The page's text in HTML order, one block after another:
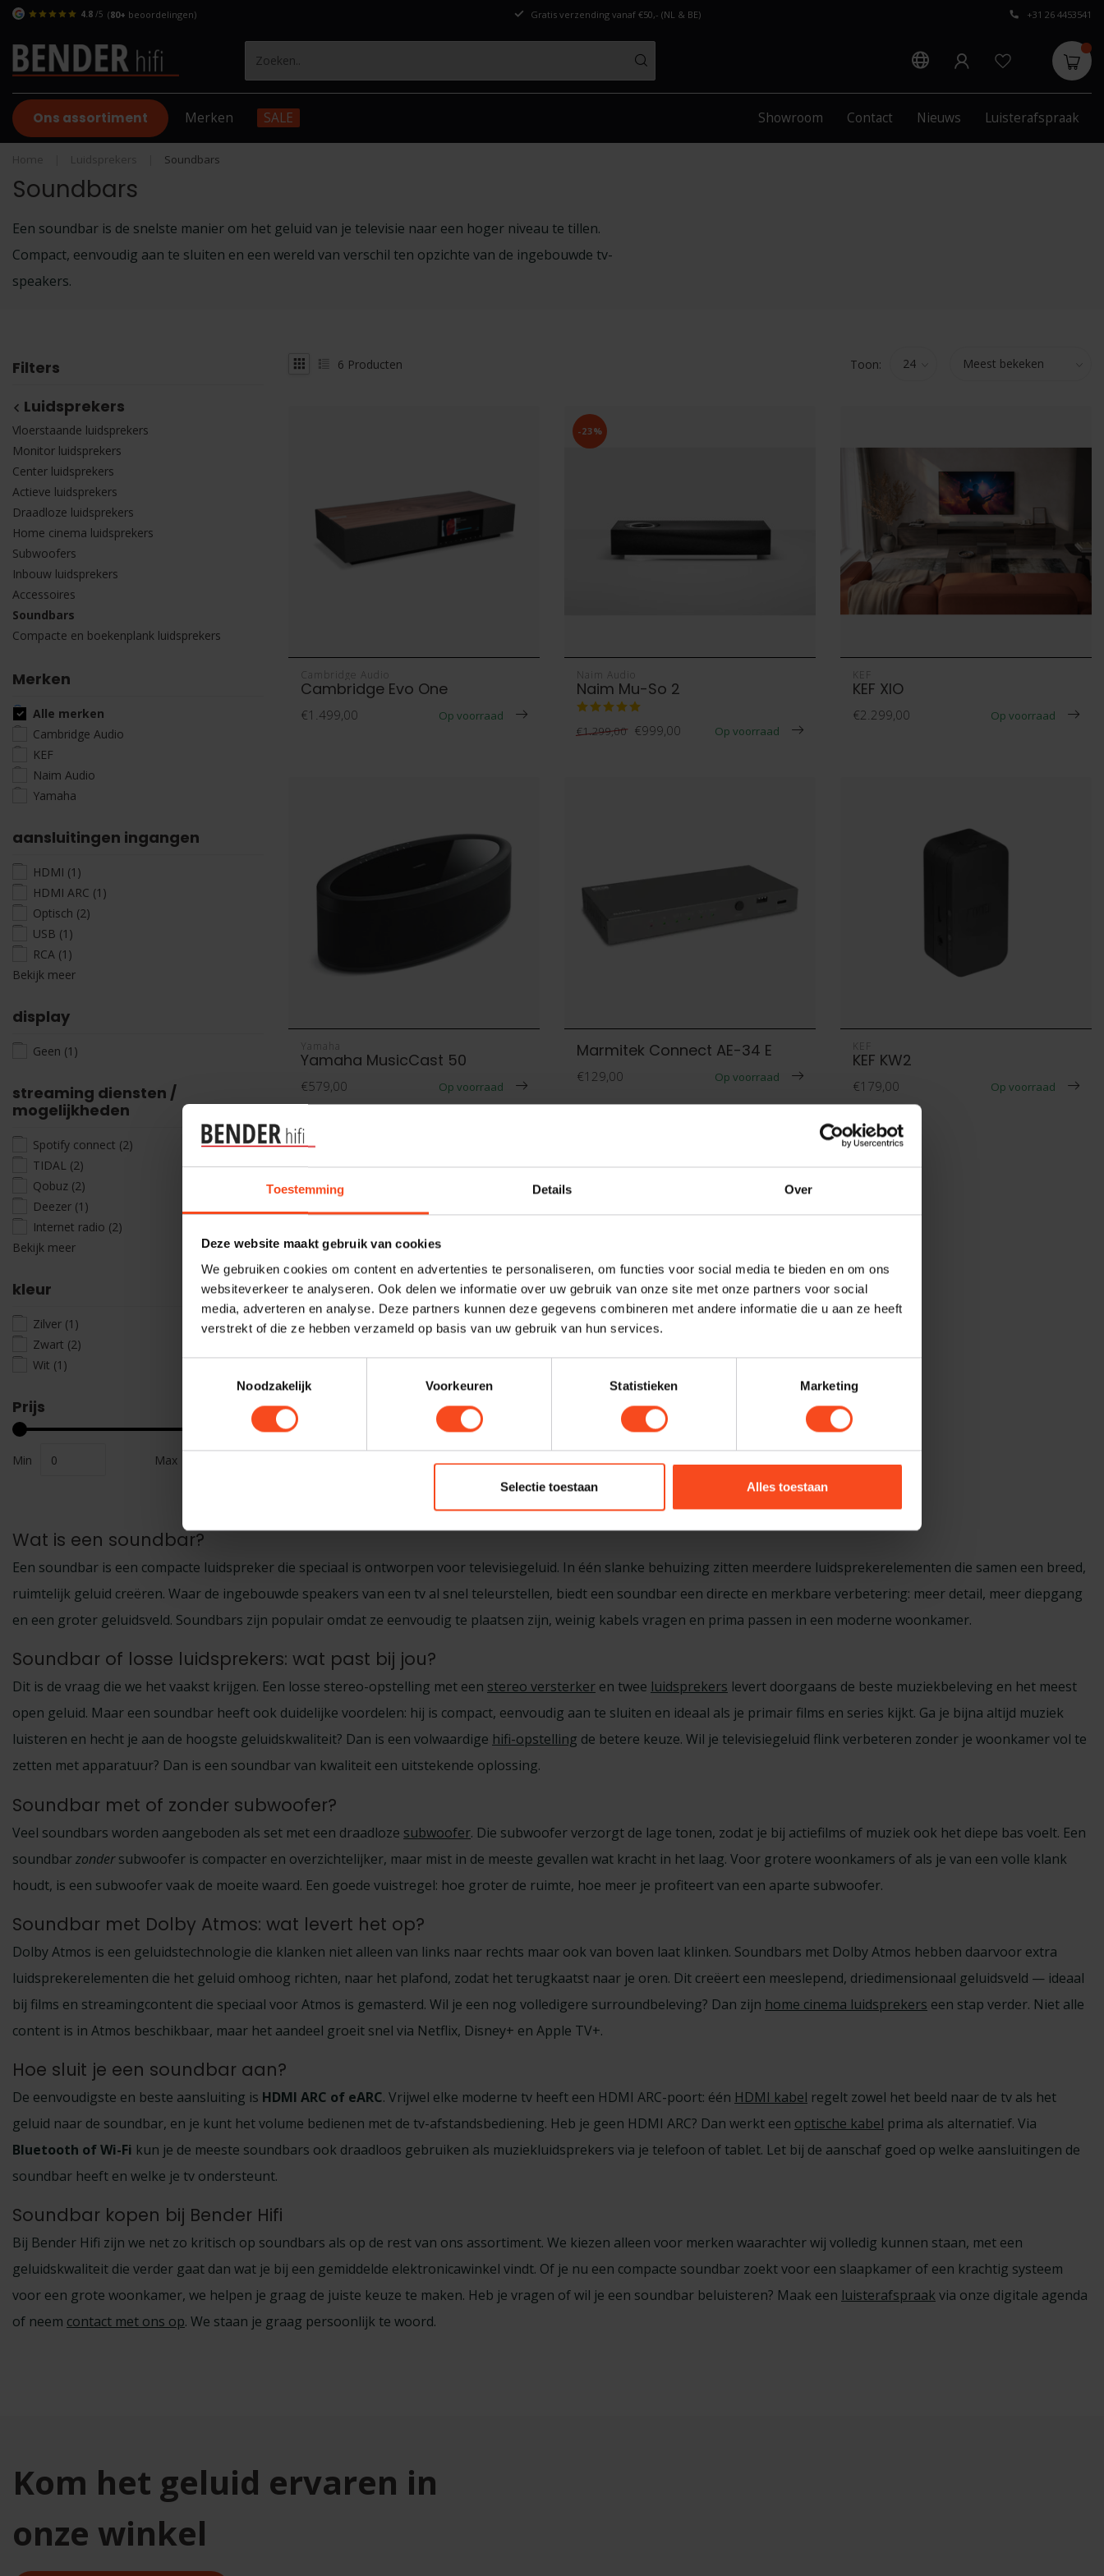
Toestemming Details Over
Deze website maakt gebruik van cookies
We gebruiken cookies om content en advertenties te personaliseren, om functies voor social media te bieden en om ons
websiteverkeer te analyseren. Ook delen we informatie over uw gebruik van onze site met onze partners voor social
media, adverteren en analyse. Deze partners kunnen deze gegevens combineren met andere informatie die u aan ze heeft
verstrekt of die ze hebben verzameld op basis van uw gebruik van hun services.
Noodzakelijk
Voorkeuren Statistieken Marketing
Selectie toestaan Alles toestaan
4.8 /5 (80+ beoordelingen) Gratis verzending vanaf €50,- (NL & BE) +31 26 4453541
Ons assortiment Merken SALE Showroom Contact Nieuws Luisterafspraak
Home Luidsprekers Soundbars
Soundbars
Een soundbar is de snelste manier om het geluid van je televisie naar een hoger niveau te tillen.
Compact, eenvoudig aan te sluiten en een wereld van verschil ten opzichte van de ingebouwde tv-
speakers.
Filters
Luidsprekers
Vloerstaande luidsprekers
Monitor luidsprekers
Center luidsprekers
Actieve luidsprekers
Draadloze luidsprekers
Home cinema luidsprekers
Subwoofers
Inbouw luidsprekers
Accessoires
Soundbars
Compacte en boekenplank luidsprekers
Merken
Alle merken
Cambridge Audio
KEF
Naim Audio
Yamaha
aansluitingen ingangen
HDMI (1)
HDMI ARC (1)
Optisch (2)
USB (1)
RCA (1)
Bekijk meer
display
Geen (1)
streaming diensten /
mogelijkheden
Spotify connect (2)
TIDAL (2)
Qobuz (2)
Deezer (1)
Internet radio (2)
Bekijk meer
kleur
Zilver (1)
Zwart (2)
Wit (1)
Prijs
Min Max
6 Producten Toon:
Cambridge Audio
Cambridge Evo One
€1.499,00 Op voorraad
-23%
Naim Audio
Naim Mu-So 2
€1.299,00 €999,00 Op voorraad
KEF
KEF XIO
€2.299,00 Op voorraad
Yamaha
Yamaha MusicCast 50
€579,00 Op voorraad
Marmitek Connect AE-34 E
€129,00 Op voorraad
KEF
KEF KW2
€179,00 Op voorraad
Wat is een soundbar?
Een soundbar is een compacte luidspreker die speciaal is ontworpen voor televisiegeluid. In één slanke behuizing zitten meerdere luidsprekerelementen die samen een breed,
ruimtelijk geluid creëren. Waar de ingebouwde speakers van een tv al snel teleurstellen, biedt een soundbar een directe en merkbare verbetering: meer detail, meer diepgang
en een groter geluidsveld. Soundbars zijn populair omdat ze eenvoudig te plaatsen zijn, weinig kabels vragen en prima passen in een moderne woonkamer.
Soundbar of losse luidsprekers: wat past bij jou?
Dit is de vraag die we het vaakst krijgen. Een losse stereo-opstelling met een stereo versterker en twee luidsprekers levert doorgaans de beste muziekbeleving en het meest
open geluid. Maar een soundbar heeft ook duidelijke voordelen: hij is compact, eenvoudig aan te sluiten en ideaal als je primair films en series kijkt. Ga je bijna altijd muziek
luisteren en hecht je aan de hoogste geluidskwaliteit? Dan is een volwaardige hifi-opstelling de betere keuze. Wil je televisiegeluid flink verbeteren zonder je woonkamer vol te
zetten met apparatuur? Dan is een soundbar van kwaliteit een uitstekende oplossing.
Soundbar met of zonder subwoofer?
Veel soundbars worden aangeboden als set met een draadloze subwoofer. Die subwoofer verzorgt de lage tonen, zodat je bij actiefilms of muziek ook het diepe bas voelt. Een
soundbarzondersubwoofer is compacter en overzichtelijker, maar mist in de meeste gevallen wat kracht in het laag. Voor grotere woonkamers of als je van een volle klank
houdt, is een subwoofer vaak de moeite waard. Een goede vuistregel: hoe groter de ruimte, hoe meer je profiteert van een aparte subwoofer.
Soundbar met Dolby Atmos: wat levert het op?
Dolby Atmos is een geluidstechnologie die klanken niet alleen van links naar rechts maar ook van boven laat klinken. Soundbars met Dolby Atmos hebben daarvoor extra
luidsprekerelementen die het geluid omhoog richten, naar het plafond, zodat het terugkaatst naar je oren. Dit creëert een meeslepend, driedimensionaal geluidsveld — ideaal
bij films en streamingcontent die speciaal voor Atmos is gemasterd. Wil je een nog volledigere surroundbeleving? Dan zijn home cinema luidsprekers een stap verder. Niet alle
content is in Atmos beschikbaar, maar het aandeel groeit snel via Netflix, Disney+ en Apple TV+.
Hoe sluit je een soundbar aan?
De eenvoudigste en beste aansluiting is HDMI ARC of eARC. Vrijwel elke moderne tv heeft een HDMI ARC-poort: één HDMI kabel regelt zowel het beeld naar de tv als het
geluid naar de soundbar, en je kunt het volume bedienen met de tv-afstandsbediening. Heb je geen HDMI ARC? Dan werkt een optische kabel prima als alternatief. Via
Bluetooth of Wi-Fi kun je de meeste soundbars ook draadloos gebruiken als muziekluidsprekers via je telefoon of tablet. Let bij de aanschaf goed op welke aansluitingen de
soundbar heeft en welke je tv ondersteunt.
Soundbar kopen bij Bender Hifi
Bij Bender Hifi zijn we net zo kritisch op soundbars als op de rest van ons assortiment. We kiezen alleen voor merken waarachter wij volledig kunnen staan, met een
geluidskwaliteit die verder gaat dan wat je bij een gemiddelde elektronicawinkel vindt. Of je nu een compacte soundbar zoekt voor een slaapkamer of een krachtig systeem
voor een grote woonkamer, we helpen je graag de juiste keuze te maken. Heb je vragen of wil je een soundbar beluisteren? Maak een luisterafspraak via onze digitale agenda
of neem contact met ons op. We staan je graag persoonlijk te woord.
Kom het geluid ervaren in
onze winkel